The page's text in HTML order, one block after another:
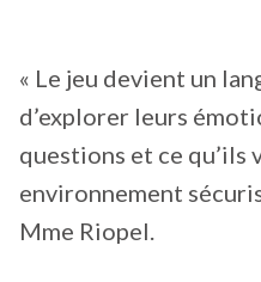
« Le jeu devient un
d’explorer leurs
questions et ce qu’ils
environnement
Mme Riopel.